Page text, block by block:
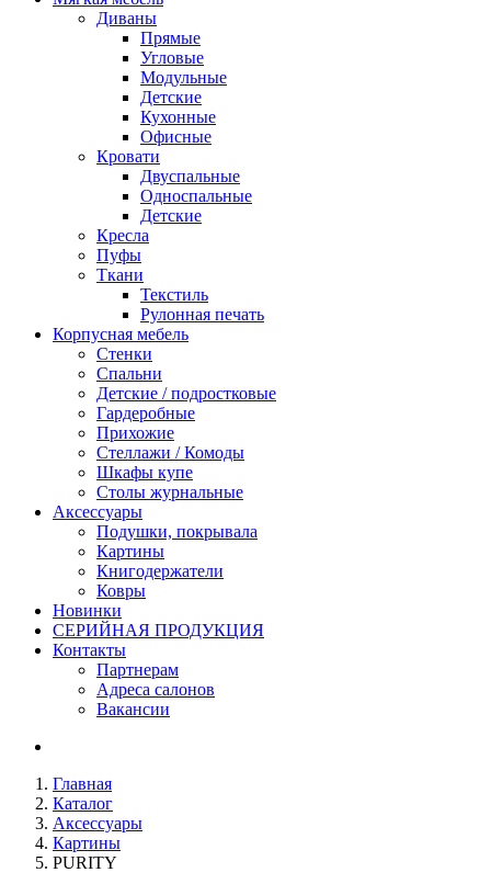
Диваны
Прямые
Угловые
Модульные
Детские
Кухонные
Офисные
Кровати
Двуспальные
Односпальные
Детские
Кресла
Пуфы
Ткани
Текстиль
Рулонная печать
Корпусная мебель
Стенки
Спальни
Детские / подростковые
Гардеробные
Прихожие
Стеллажи / Комоды
Шкафы купе
Столы журнальные
Аксессуары
Подушки, покрывала
Картины
Книгодержатели
Ковры
Новинки
СЕРИЙНАЯ ПРОДУКЦИЯ
Контакты
Партнерам
Адреса салонов
Вакансии
Главная
Каталог
Аксессуары
Картины
PURITY